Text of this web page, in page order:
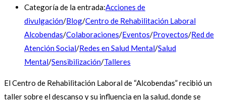
Categoría de la entrada:Acciones de
divulgación/Blog/Centro de Rehabilitación Laboral
Alcobendas/Colaboraciones/Eventos/Proyectos/Red de
Atención Social/Redes en Salud Mental/Salud
Mental/Sensibilización/Talleres
El Centro de Rehabilitación Laboral de “Alcobendas” recibió un
taller sobre el descanso y su influencia en la salud, donde se